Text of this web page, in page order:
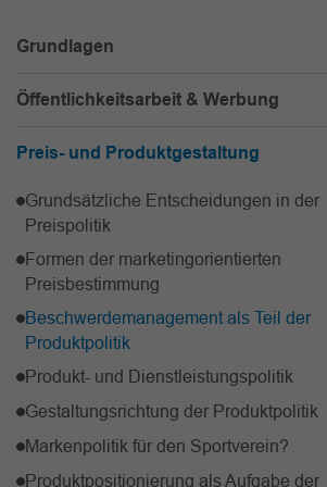
Grundlagen
Öffentlichkeitsarbeit & Werbung
Preis- und Produktgestaltung
Grundsätzliche Entscheidungen in der
Preispolitik
Formen der marketingorientierten
Preisbestimmung
Beschwerdemanagement als Teil der
Produktpolitik
Produkt- und Dienstleistungspolitik
Gestaltungsrichtung der Produktpolitik
Markenpolitik für den Sportverein?
Produktpositionierung als Aufgabe der